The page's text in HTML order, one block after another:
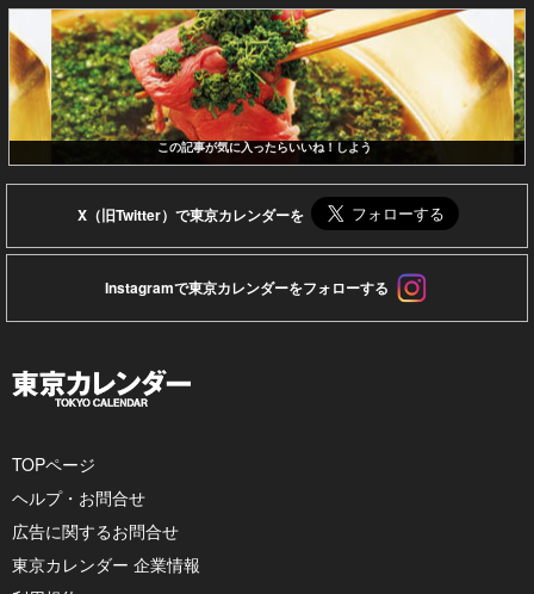
この記事が気に入ったらいいね！しよう
X（旧Twitter）で東京カレンダーを
Instagramで東京カレンダーをフォローする
TOPページ
ヘルプ・お問合せ
広告に関するお問合せ
東京カレンダー 企業情報